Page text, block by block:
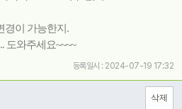
경이 가능한지.
도와주세요~~~~
등록일시 : 2024-07-19 17:32